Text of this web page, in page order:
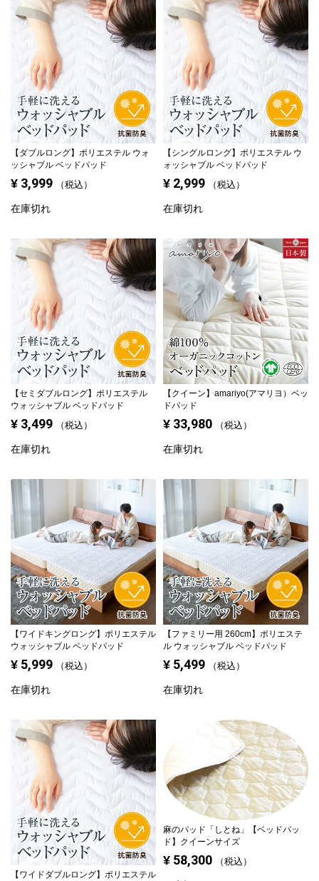
【ダブルロング】 ポリエステル ウォ
ッシャブル ベッドパッド
¥ 3,999 税込
在庫切れ
【シングルロング】 ポリエステル ウ
ォッシャブル ベッドパッド
¥ 2,999 税込
在庫切れ
【セミダブルロング】 ポリエステル
ウォッシャブル ベッドパッド
¥ 3,499 税込
在庫切れ
【クイーン】 amariyo(アマリヨ）ベッ
ドパッド
¥ 33,980 税込
在庫切れ
【ワイドキングロング】 ポリエステル
ウォッシャブル ベッドパッド
¥ 5,999 税込
在庫切れ
【ファミリー用 260cm】 ポリエステ
ル ウォッシャブル ベッドパッド
¥ 5,499 税込
在庫切れ
【ワイドダブルロング】 ポリエステル
麻のパッド「しとね」【ベッドパッ
ド】クイーンサイズ
¥ 58,300 税込